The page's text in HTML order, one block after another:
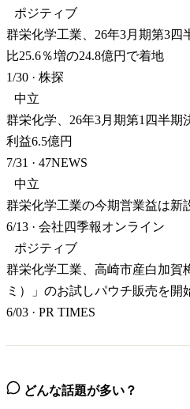
ポジティブ
群栄化学工業、26年3月期第3四
比25.6％増の24.8億円で着地
1/30 · 株探
中立
群栄化学、26年3月期第1四半期
利益6.5億円
7/31 · 47NEWS
中立
群栄化学工業の今期営業益は新
6/13 · 会社四季報オンライン
ポジティブ
群栄化学工業、高崎市産白加賀
ミ）」のお試しパウチ販売を開
6/03 · PR TIMES
どんな話題が多い？